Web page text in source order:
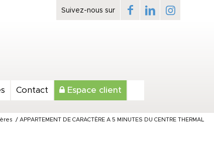
Contact Espace client
/ APPARTEMENT DE CARACTÈRE A 5 MINUTES DU CENTRE THERMAL